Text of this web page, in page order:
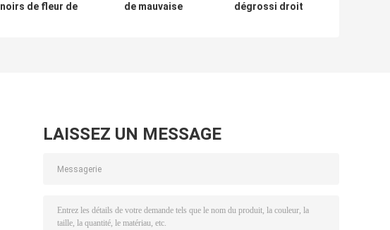
noirs de fleur de
de mauvaise
dégrossi droit
LAISSEZ UN MESSAGE